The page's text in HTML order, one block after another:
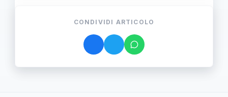
CONDIVIDI ARTICOLO